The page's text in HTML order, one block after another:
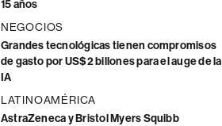
15 años
NEGOCIOS
Grandes tecnológicas tienen compromisos
de gasto por US$2 billones para el auge de la
IA
LATINOAMÉRICA
AstraZeneca y Bristol Myers Squibb